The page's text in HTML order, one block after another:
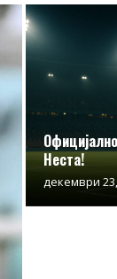
Неста!
декември